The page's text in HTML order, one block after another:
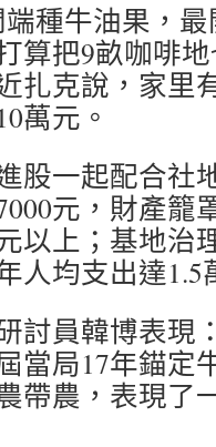
端種牛油果，
算把9畝咖啡
扎克說，家里
萬元。
股一起配合社
元，財產籠
以上；基地治
人均支出達1.5
討員韓博表現
當局17年錨定
帶農，表現了